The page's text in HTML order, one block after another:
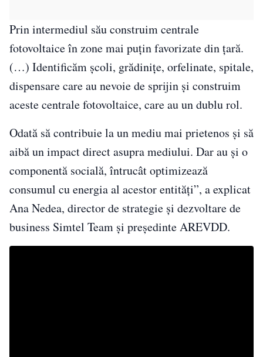
Prin intermediul său construim centrale
fotovoltaice în zone mai puțin favorizate din țară.
(…) Identificăm școli, grădinițe, orfelinate, spitale,
dispensare care au nevoie de sprijin și construim
aceste centrale fotovoltaice, care au un dublu rol.
Odată să contribuie la un mediu mai prietenos și să
aibă un impact direct asupra mediului. Dar au și o
componentă socială, întrucât optimizează
consumul cu energia al acestor entități”, a explicat
Ana Nedea, director de strategie și dezvoltare de
business Simtel Team și președinte AREVDD.